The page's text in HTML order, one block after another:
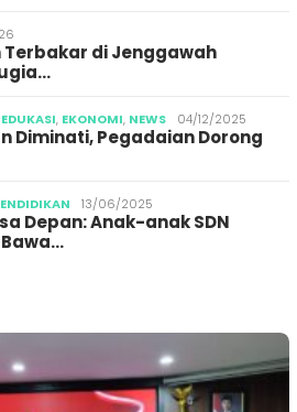
Terbakar di Jenggawah
EDUKASI, EKONOMI, NEWS 04/12/2025
Diminati, Pegadaian Dorong
13/06/2025
Depan: Anak-anak SDN